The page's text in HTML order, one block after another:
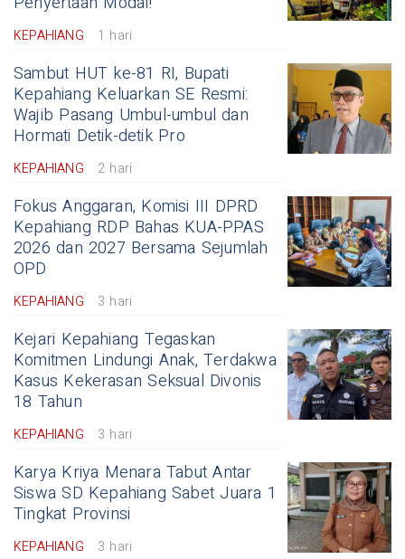
KEPAHIANG 1 hari
Sambut HUT ke-81 RI, Bupati
Kepahiang Keluarkan SE Resmi:
Wajib Pasang Umbul-umbul dan
Hormati Detik-detik Pro
KEPAHIANG 2 hari
Fokus Anggaran, Komisi III DPRD
Kepahiang RDP Bahas KUA-PPAS
2026 dan 2027 Bersama Sejumlah
OPD
KEPAHIANG 3 hari
Kejari Kepahiang Tegaskan
Komitmen Lindungi Anak, Terdakwa
Kasus Kekerasan Seksual Divonis
18 Tahun
KEPAHIANG 3 hari
Karya Kriya Menara Tabut Antar
Siswa SD Kepahiang Sabet Juara 1
Tingkat Provinsi
KEPAHIANG 3 hari